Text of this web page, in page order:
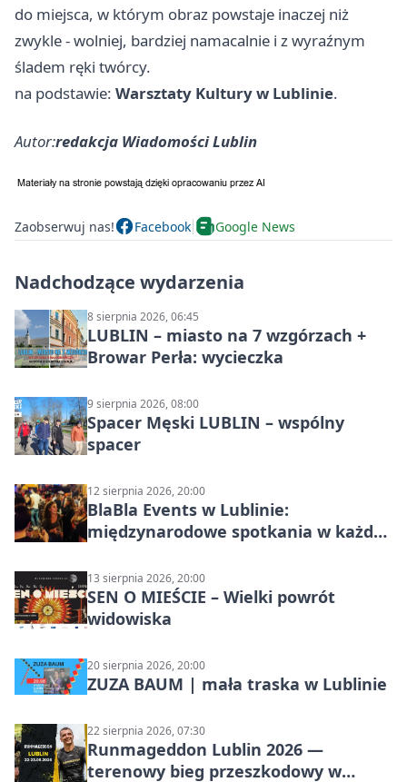
do miejsca, w którym obraz powstaje inaczej niż
zwykle - wolniej, bardziej namacalnie i z wyraźnym
śladem ręki twórcy.
na podstawie: Warsztaty Kultury w Lublinie.
Autor:redakcja Wiadomości Lublin
Zaobserwuj nas! Facebook Google News
Nadchodzące wydarzenia
8 sierpnia 2026, 06:45
LUBLIN – miasto na 7 wzgórzach +
Browar Perła: wycieczka
9 sierpnia 2026, 08:00
Spacer Męski LUBLIN – wspólny
spacer
12 sierpnia 2026, 20:00
BlaBla Events w Lublinie:
międzynarodowe spotkania w każdą
13 sierpnia 2026, 20:00
SEN O MIEŚCIE – Wielki powrót
widowiska
20 sierpnia 2026, 20:00
ZUZA BAUM | mała traska w Lublinie
22 sierpnia 2026, 07:30
Runmageddon Lublin 2026 —
terenowy bieg przeszkodowy w